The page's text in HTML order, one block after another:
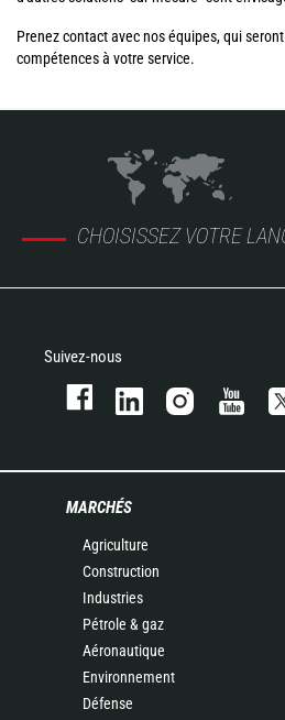
Prenez contact avec nos équipes, qui
compétences à votre service.
CHOISISSEZ VOTRE
Suivez-nous
MARCHÉS
Agriculture
Construction
Industries
Pétrole & gaz
Aéronautique
Environnement
Défense